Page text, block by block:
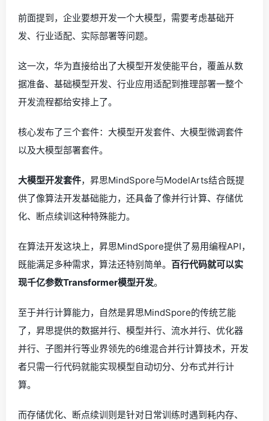
前面提到，企业要想开发一个大模型，需要考虑基础开
发、行业适配、实际部署等问题。
这一次，华为直接给出了大模型开发使能平台，覆盖从数
据准备、基础模型开发、行业应用适配到推理部署一整个
开发流程都给安排上了。
核心发布了三个套件：大模型开发套件、大模型微调套件
以及大模型部署套件。
大模型开发套件，昇思MindSpore与ModelArts结合既提
供了像算法开发基础能力，还具备了像并行计算、存储优
化、断点续训这种特殊能力。
在算法开发这块上，昇思MindSpore提供了易用编程API，
既能满足多种需求，算法还特别简单。 百行代码就可以实
现千亿参数Transformer模型开发。
至于并行计算能力，自然是昇思MindSpore的传统艺能
了，昇思提供的数据并行、模型并行、流水并行、优化器
并行、子图并行等业界领先的6维混合并行计算技术，开发
者只需一行代码就能实现模型自动切分、分布式并行计
算。
而存储优化、断点续训则是针对日常训练时遇到耗内存、